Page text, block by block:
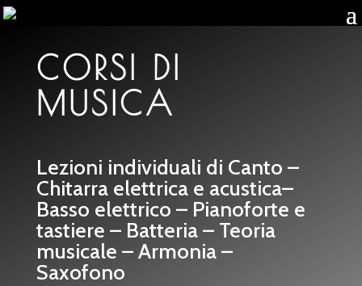
CORSI DI
MUSICA
Lezioni individuali di Canto –
Chitarra elettrica e acustica–
Basso elettrico – Pianoforte e
tastiere – Batteria – Teoria
musicale – Armonia –
Saxofono